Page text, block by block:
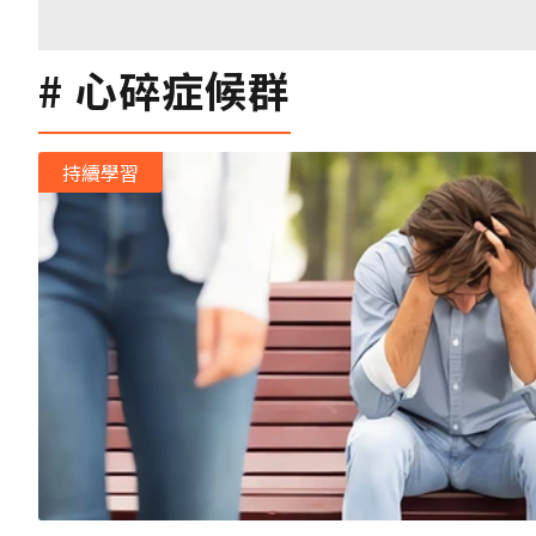
心碎症候群
持續學習